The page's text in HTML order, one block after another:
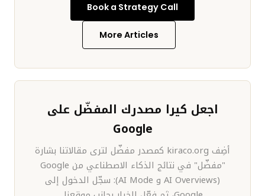
Book a Strategy Call
More Articles
اجعل كيرا مصدرك المفضّل على
Google
أضِف kiraco.org كمصدر مفضّل لترى مقالاتنا بشارة
"مفضّل" في نتائج الذكاء الاصطناعي من Google
(AI Overviews و AI Mode): سجّل الدخول إلى